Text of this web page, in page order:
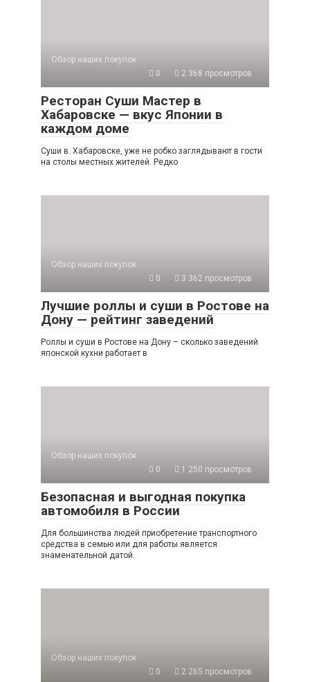
Обзор наших покупок
0
2 368 просмотров
Ресторан Суши Мастер в
Хабаровске — вкус Японии в
каждом доме
Суши в Хабаровске, уже не робко заглядывают в гости
на столы местных жителей. Редко
Обзор наших покупок
0
3 362 просмотров
Лучшие роллы и суши в Ростове на
Дону — рейтинг заведений
Роллы и суши в Ростове на Дону – сколько заведений
японской кухни работает в
Обзор наших покупок
0
1 250 просмотров
Безопасная и выгодная покупка
автомобиля в России
Для большинства людей приобретение транспортного
средства в семью или для работы является
знаменательной датой.
Обзор наших покупок
0
2 265 просмотров